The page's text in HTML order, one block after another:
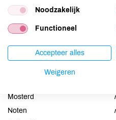
Allergenen
Aardnoten
Mosterd
Noten
Noodzakelijk
Functioneel
Accepteer alles
Weigeren